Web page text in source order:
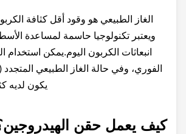
الغاز الطبيعي هو وقود أقل كثافة الكربون
ويعتبر تكنولوجيا حاسمة لمساعدة
انبعاثات الكربون اليوم.يمكن استخدام الغاز
يكون لديه
كيف يعمل حقن الهيدروجين؟